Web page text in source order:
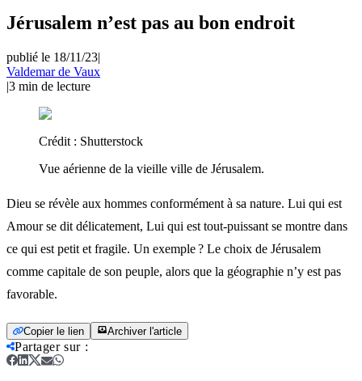
Jérusalem n’est pas au bon endroit
publié le 18/11/23|
Valdemar de Vaux
|3 min de lecture
Crédit : Shutterstock
Vue aérienne de la vieille ville de Jérusalem.
Dieu se révèle aux hommes conformément à sa nature. Lui qui est
Amour se dit délicatement, Lui qui est tout-puissant se montre dans
ce qui est petit et fragile. Un exemple ? Le choix de Jérusalem
comme capitale de son peuple, alors que la géographie n’y est pas
favorable.
Copier le lien Archiver l'article
Partager sur: